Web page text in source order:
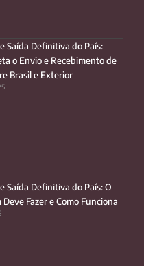
Saída Definitiva do País:
o Envio e Recebimento de
Brasil e Exterior
Saída Definitiva do País: O
Fazer e Como Funciona